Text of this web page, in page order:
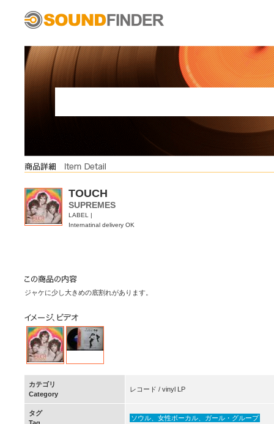
TOUCH
SUPREMES
LABEL |
Internatinal delivery OK
ジャケに少し大きめの底割れがあります。
カテゴリ
Category
レコード / vinyl LP
タグ
ソウル、女性ボーカル、ガール・グループ